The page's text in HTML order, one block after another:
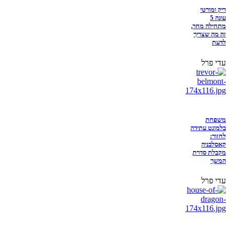
ריק ומורטי
עונה 5
מתחילה מחר,
זה מה שצריך
לדעת
עדי פרל
משפחת
בלמונט עתידה
לחזור:
קאסלבניה
מקבלת סדרת
המשך
עדי פרל